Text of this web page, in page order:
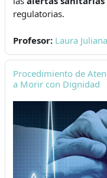
regulatorias.
Profesor: Laura
Procedimiento de
a Morir con Dignidad